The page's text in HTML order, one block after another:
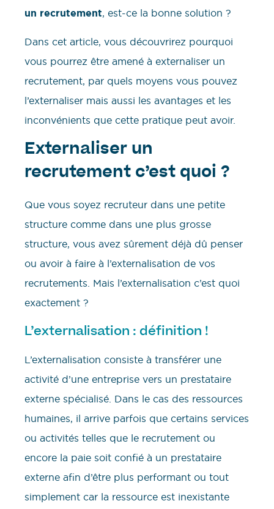
un recrutement, est-ce la bonne solution ?
Dans cet article, vous découvrirez pourquoi
vous pourrez être amené à externaliser un
recrutement, par quels moyens vous pouvez
l’externaliser mais aussi les avantages et les
inconvénients que cette pratique peut avoir.
Externaliser un
recrutement c’est quoi ?
Que vous soyez recruteur dans une petite
structure comme dans une plus grosse
structure, vous avez sûrement déjà dû penser
ou avoir à faire à l’externalisation de vos
recrutements. Mais l’externalisation c’est quoi
exactement ?
L’externalisation : définition !
L’externalisation consiste à transférer une
activité d’une entreprise vers un prestataire
externe spécialisé. Dans le cas des ressources
humaines, il arrive parfois que certains services
ou activités telles que le recrutement ou
encore la paie soit confié à un prestataire
externe afin d’être plus performant ou tout
simplement car la ressource est inexistante